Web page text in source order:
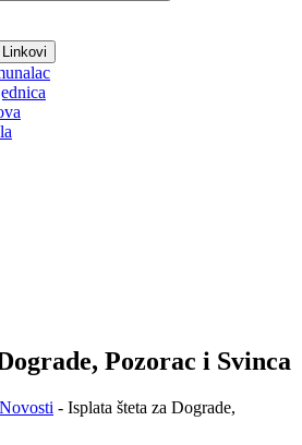
Pozorac i Svinca
Novosti - Isplata šteta za Dograde,